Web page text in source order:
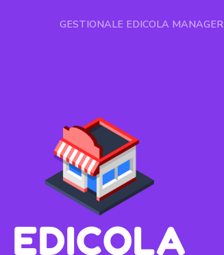
GESTIONALE EDICOLA MANAGER
EDICOLA